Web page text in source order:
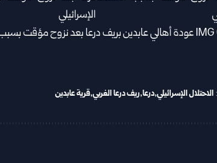
الاحتلال الإسرائيلي درعا ريف درعا الغربي قرية عابدين